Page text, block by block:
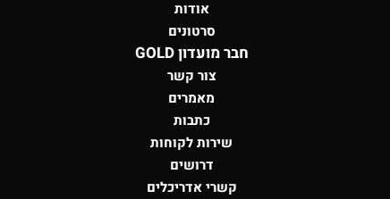
אודות
סרטונים
חבר מועדון GOLD
צור קשר
מאמרים
כתבות
שירות לקוחות
דרושים
קשרי אדריכלים